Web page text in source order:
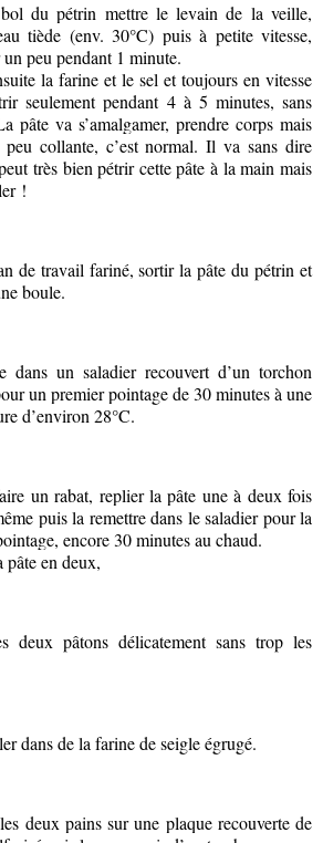
du pétrin mettre le levain de la veille,
tiède (env. 30°C) puis à petite vitesse,
peu pendant 1 minute.
la farine et le sel et toujours en vitesse
seulement pendant 4 à 5 minutes, sans
pâte va s’amalgamer, prendre corps mais
peu collante, c’est normal. Il va sans dire
très bien pétrir cette pâte à la main mais
!
de travail fariné, sortir la pâte du pétrin et
boule.
dans un saladier recouvert d’un torchon
un premier pointage de 30 minutes à une
d’environ 28°C.
un rabat, replier la pâte une à deux fois
puis la remettre dans le saladier pour la
encore 30 minutes au chaud.
en deux,
deux pâtons délicatement sans trop les
dans de la farine de seigle égrugé.
deux pains sur une plaque recouverte de